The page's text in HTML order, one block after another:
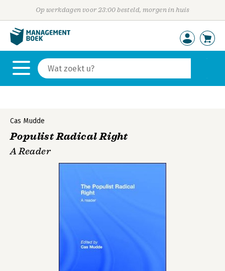
Op werkdagen voor 23:00 besteld, morgen in huis
Cas Mudde
Populist Radical Right
A Reader